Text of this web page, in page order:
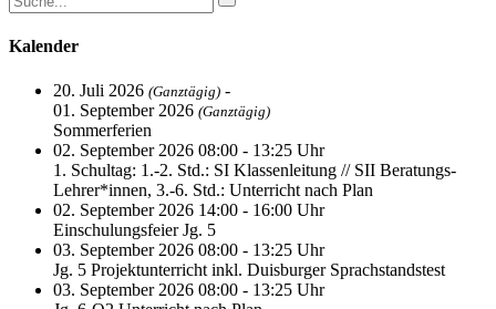
Kalender
20. Juli 2026 (Ganztägig) -
01. September 2026 (Ganztägig)
Sommerferien
02. September 2026 08:00 - 13:25 Uhr
1. Schultag: 1.-2. Std.: SI Klassenleitung // SII Beratungs-
Lehrer*innen, 3.-6. Std.: Unterricht nach Plan
02. September 2026 14:00 - 16:00 Uhr
Einschulungsfeier Jg. 5
03. September 2026 08:00 - 13:25 Uhr
Jg. 5 Projektunterricht inkl. Duisburger Sprachstandstest
03. September 2026 08:00 - 13:25 Uhr